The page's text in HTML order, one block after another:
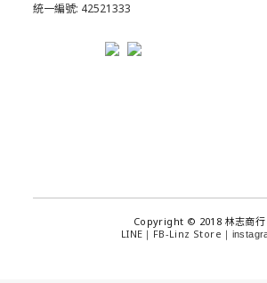
統一編號: 42521333
Copyright © 2018 林志商行
LINE
FB-Linz Store